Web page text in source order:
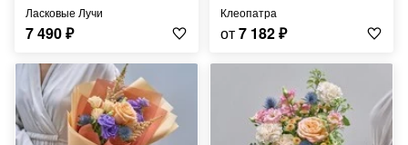
Ласковые Лучи
7 490₽
Клеопатра
от7 182₽